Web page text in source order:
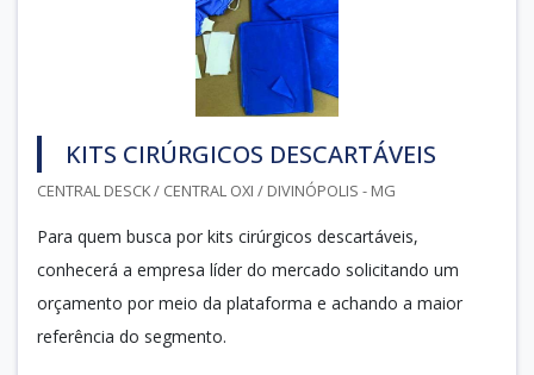
KITS CIRÚRGICOS DESCARTÁVEIS
CENTRAL DESCK / CENTRAL OXI / DIVINÓPOLIS - MG
Para quem busca por kits cirúrgicos descartáveis,
conhecerá a empresa líder do mercado solicitando um
orçamento por meio da plataforma e achando a maior
referência do segmento.